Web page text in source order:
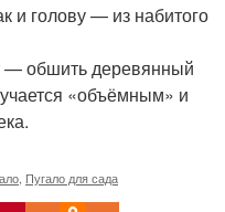
и голову — из набитого
— обшить деревянный
«объёмным» и
Пугало для сада